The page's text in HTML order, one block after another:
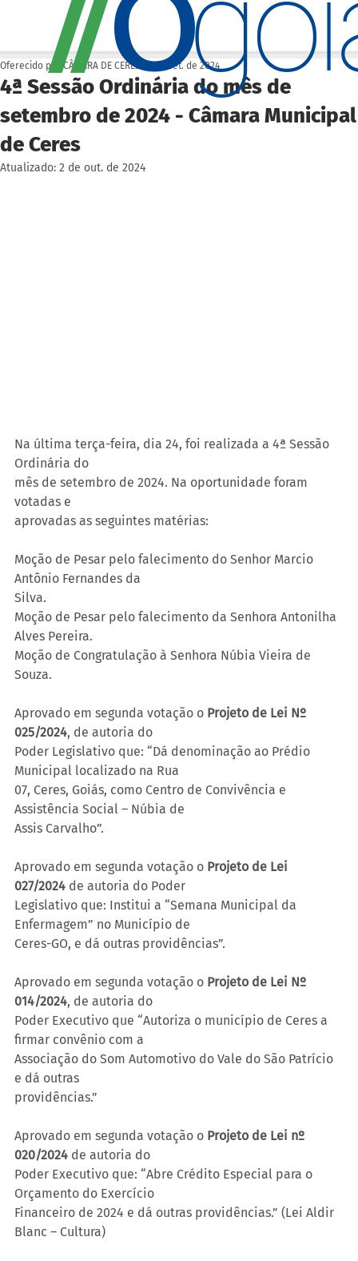
4ª Sessão Ordinária do mês de
setembro de 2024 - Câmara Municipal
de Ceres
Oferecido por CÂMARA DE CERES 25 de set. de 2024
Atualizado: 2 de out. de 2024
Na última terça-feira, dia 24, foi realizada a 4ª Sessão
Ordinária do
mês de setembro de 2024. Na oportunidade foram
votadas e
aprovadas as seguintes matérias:
Moção de Pesar pelo falecimento do Senhor Marcio
Antônio Fernandes da
Silva.
Moção de Pesar pelo falecimento da Senhora Antonilha
Alves Pereira.
Moção de Congratulação à Senhora Núbia Vieira de
Souza.
Aprovado em segunda votação o Projeto de Lei Nº
025/2024, de autoria do
Poder Legislativo que: “Dá denominação ao Prédio
Municipal localizado na Rua
07, Ceres, Goiás, como Centro de Convivência e
Assistência Social – Núbia de
Assis Carvalho”.
Aprovado em segunda votação o Projeto de Lei
027/2024 de autoria do Poder
Legislativo que: Institui a “Semana Municipal da
Enfermagem” no Município de
Ceres-GO, e dá outras providências”.
Aprovado em segunda votação o Projeto de Lei Nº
014/2024, de autoria do
Poder Executivo que “Autoriza o município de Ceres a
firmar convênio com a
Associação do Som Automotivo do Vale do São Patrício
e dá outras
providências.”
Aprovado em segunda votação o Projeto de Lei nº
020/2024 de autoria do
Poder Executivo que: “Abre Crédito Especial para o
Orçamento do Exercício
Financeiro de 2024 e dá outras providências.” (Lei Aldir
Blanc – Cultura)